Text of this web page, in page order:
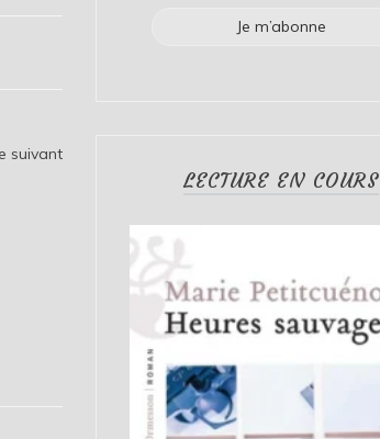
suivant
LECTURE EN COURS